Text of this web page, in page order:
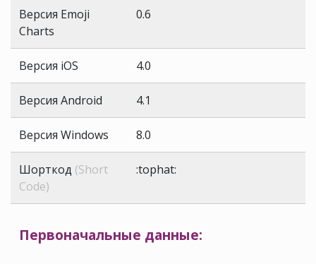
Версия Emoji
Charts
0.6
Версия iOS 4.0
Версия Android 4.1
Версия Windows 8.0
Шорткод (Short
Code)
:tophat:
Первоначальные данные: